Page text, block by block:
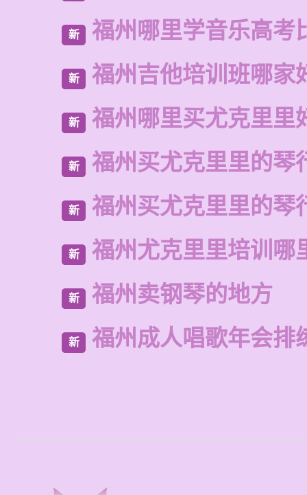
新 福州哪里学音乐高考
新 福州吉他培训班哪家
新 福州哪里买尤克里里
新 福州买尤克里里的琴
新 福州买尤克里里的琴
新 福州尤克里里培训哪
新 福州卖钢琴的地方
新 福州成人唱歌年会排